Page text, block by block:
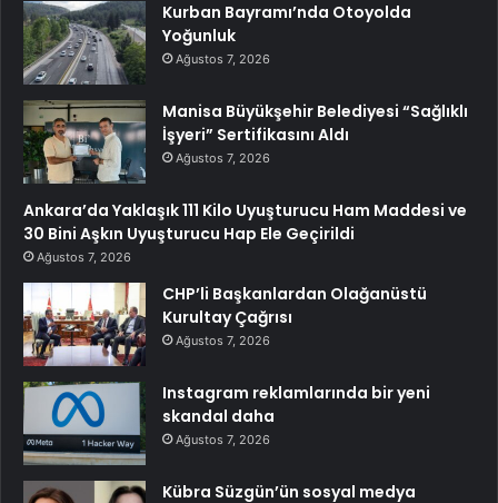
Kurban Bayramı’nda Otoyolda
Yoğunluk
Ağustos 7, 2026
Manisa Büyükşehir Belediyesi “Sağlıklı
İşyeri” Sertifikasını Aldı
Ağustos 7, 2026
Ankara’da Yaklaşık 111 Kilo Uyuşturucu Ham Maddesi ve
30 Bini Aşkın Uyuşturucu Hap Ele Geçirildi
Ağustos 7, 2026
CHP’li Başkanlardan Olağanüstü
Kurultay Çağrısı
Ağustos 7, 2026
Instagram reklamlarında bir yeni
skandal daha
Ağustos 7, 2026
Kübra Süzgün’ün sosyal medya